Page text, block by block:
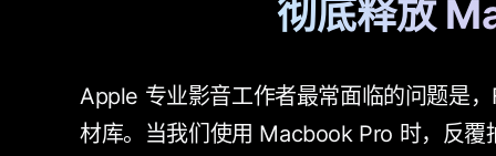
彻底释放
Apple 专业影音工作者最常面临的问题是
材库。当我们使用 Macbook Pro 时，反覆